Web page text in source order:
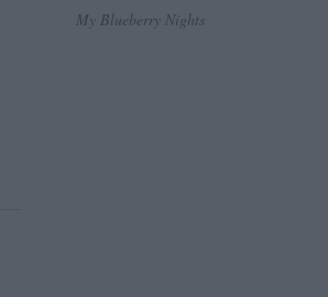
My Blueberry Nights